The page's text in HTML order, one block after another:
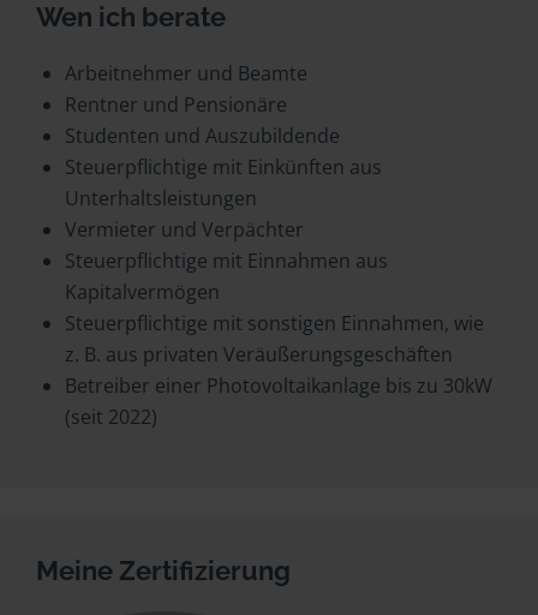
Wen ich berate
Arbeitnehmer und Beamte
Rentner und Pensionäre
Studenten und Auszubildende
Steuerpflichtige mit Einkünften aus
Unterhaltsleistungen
Vermieter und Verpächter
Steuerpflichtige mit Einnahmen aus
Kapitalvermögen
Steuerpflichtige mit sonstigen Einnahmen, wie
z. B. aus privaten Veräußerungsgeschäften
Betreiber einer Photovoltaikanlage bis zu 30kW
(seit 2022)
Meine Zertifizierung